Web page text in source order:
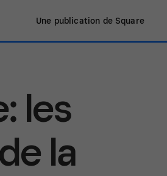
Une publication de Square
les
la